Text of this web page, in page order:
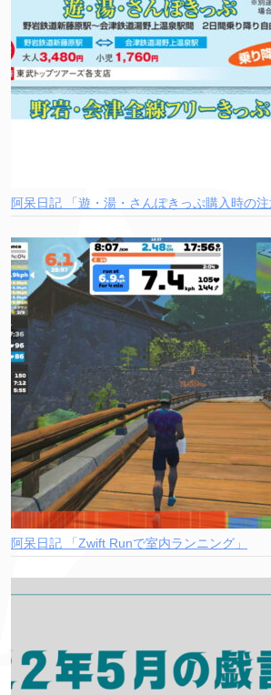
阿呆日記 「遊・湯・さんぽきっぷ購入時の注
阿呆日記 「Zwift Runで室内ランニング」